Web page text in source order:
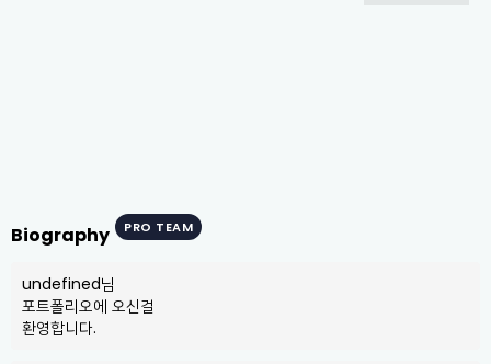
Biography PRO TEAM
undefined님
포트폴리오에 오신걸
환영합니다.